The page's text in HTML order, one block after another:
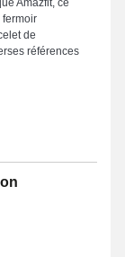
Amazfit, ce
fermoir
de
références